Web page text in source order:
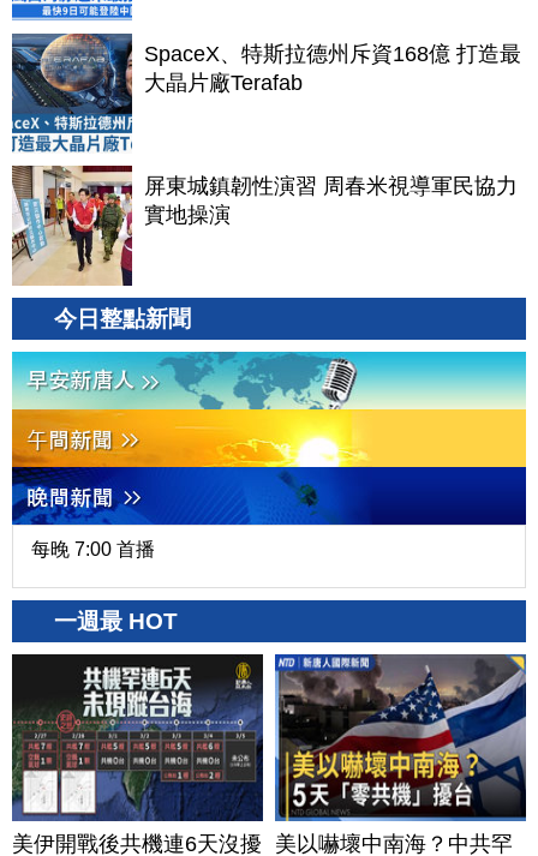
SpaceX、特斯拉德州斥資168億 打造最
大晶片廠Terafab
屏東城鎮韌性演習 周春米視導軍民協力
實地操演
今日整點新聞
每晚 7:00 首播
一週最 HOT
美伊開戰後共機連6天沒擾
美以嚇壞中南海？中共罕